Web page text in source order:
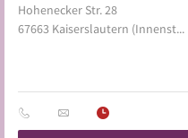
Hohenecker Str. 28
67663 Kaiserslautern (Innenstadt)